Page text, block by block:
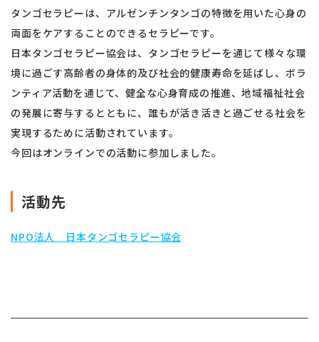
タンゴセラピーは、アルゼンチンタンゴの特徴を用いた心身の
両面をケアすることのできるセラピーです。
日本タンゴセラピー協会は、タンゴセラピーを通じて様々な環
境に過ごす高齢者の身体的及び社会的健康寿命を延ばし、ボラ
ンティア活動を通じて、健全な心身育成の推進、地域福祉社会
の発展に寄与するとともに、誰もが活き活きと過ごせる社会を
実現するために活動されています。
今回はオンラインでの活動に参加しました。
活動先
NPO法人 日本タンゴセラピー協会